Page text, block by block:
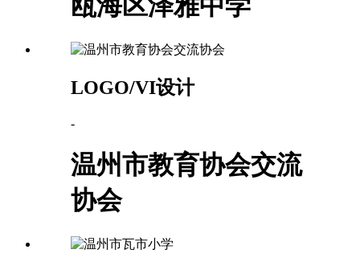
瓯海区泽雅中学
LOGO/VI设计
-
温州市教育协会交流
协会